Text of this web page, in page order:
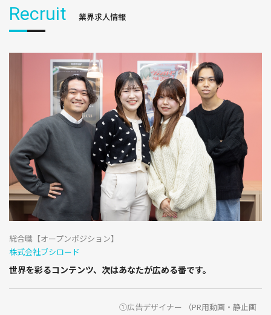
Recruit 業界求人情報
総合職【オープンポジション】
株式会社ブシロード
世界を彩るコンテンツ、次はあなたが広める番です。
①広告デザイナー （PR用動画・静止画